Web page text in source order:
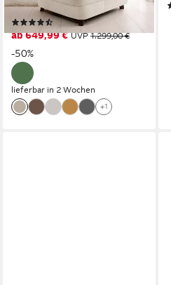
Zierkissen & Massivholzfüße
(112)
ab 649,99 € UVP1.299,00 €
-50%
lieferbar in 2 Wochen
+1